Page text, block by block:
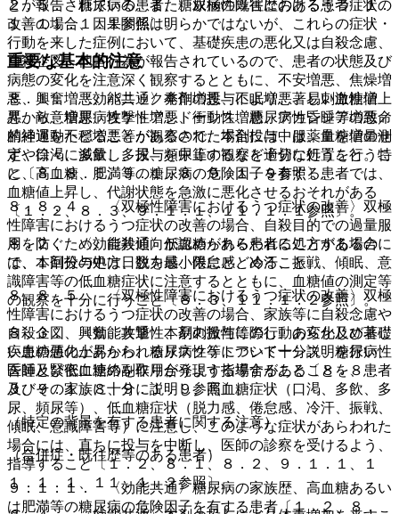
とが報告されている。また、双極性障害におけるうつ症状の
改善の場合、因果関係は明らかではないが、これらの症状・
行動を来した症例において、基礎疾患の悪化又は自殺念慮、
自殺企図、他害行為が報告されているので、患者の状態及び
病態の変化を注意深く観察するとともに、不安増悪、焦燥増
悪、興奮増悪、パニック発作増悪、不眠増悪、易刺激性増
悪、敵意増悪、攻撃性増悪、衝動性増悪、アカシジア増悪／
精神運動不穏増悪等が観察された場合には、服薬量を増量せ
ず、徐々に減量し、投与を中止するなど適切な処置を行うこ
と〔８．８．５、９．１．８、９．１．９参照〕。
８．８．４． 〈双極性障害におけるうつ症状の改善〉双極
性障害におけるうつ症状の改善の場合、自殺目的での過量服
用を防ぐため、自殺傾向が認められる患者に処方する場合に
は、１回分の処方日数を最小限にとどめること。
８．８．５． 〈双極性障害におけるうつ症状の改善〉双極
性障害におけるうつ症状の改善の場合、家族等に自殺念慮や
自殺企図、興奮、攻撃性、易刺激性等の行動の変化及び基礎
疾患の悪化があらわれるリスク等について十分説明を行い、
医師と緊密に連絡を取り合うよう指導すること〔８．８．
３、９．１．８、９．１．９参照〕。
（特定の背景を有する患者に関する注意）
（合併症・既往歴等のある患者）
９．１．１． 〈効能共通〉糖尿病の家族歴、高血糖あるい
は肥満等の糖尿病の危険因子を有する患者〔１．２、８．
２．５． 糖尿病の患者、糖尿病の既往歴のある患者〔１．
１、１１．１．１参照〕。
重要な基本的注意
８．１． 〈効能共通〉本剤の投与により、著しい血糖値上
昇から、糖尿病性ケトアシドーシス、糖尿病性昏睡等の致命
的経過をたどることがあるので、本剤投与中は、血糖値の測
定や口渇、多飲、多尿、頻尿等の観察を十分に行うこと。特
に、高血糖、肥満等の糖尿病の危険因子を有する患者では、
血糖値上昇し、代謝状態を急激に悪化させるおそれがある
〔１．２、８．３、９．１．１、１１．１．１参照〕。
８．２． 〈効能共通〉低血糖があらわれることがあるの
で、本剤投与中は、脱力感、倦怠感、冷汗、振戦、傾眠、意
識障害等の低血糖症状に注意するとともに、血糖値の測定等
の観察を十分に行うこと〔８．３、１１．１．２参照〕。
８．３． 〈効能共通〉本剤の投与に際し、あらかじめ著し
い血糖値の上昇から、糖尿病性ケトアシドーシス、糖尿病性
昏睡及び低血糖の副作用が発現する場合があることを、患者
及びその家族に十分に説明し、高血糖症状（口渇、多飲、多
尿、頻尿等）、低血糖症状（脱力感、倦怠感、冷汗、振戦、
傾眠、意識障害等）に注意し、このような症状があらわれた
場合には、直ちに投与を中断し、医師の診察を受けるよう、
指導すること〔１．２、８．１、８．２、９．１．１、１
１．１．１、１１．１．２参照〕。